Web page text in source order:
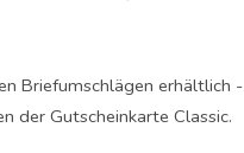
Briefumschlägen erhältlich -
der Gutscheinkarte Classic.